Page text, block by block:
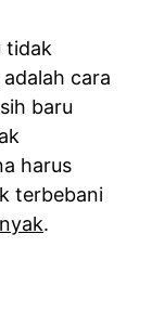
tidak
cara
baru
harus
terbebani
.